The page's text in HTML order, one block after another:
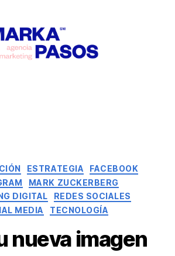
ESTRATEGIA
FACEBOOK
MARK ZUCKERBERG
DIGITAL
REDES SOCIALES
MEDIA
TECNOLOGÍA
nueva imagen